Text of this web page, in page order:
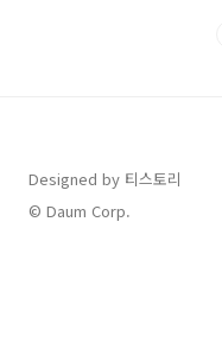
있었는데요, 방문하신 분들
— Track All
charts, chats and trades
Designed by 티스토리
© Daum Corp.